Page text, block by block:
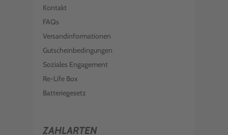
Kontakt
FAQs
Versandinformationen
Gutscheinbedingungen
Soziales Engagement
Re-Life Box
Batteriegesetz
ZAHLARTEN